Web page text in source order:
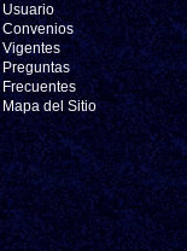
Usuario
Convenios
Vigentes
Preguntas
Frecuentes
Mapa del Sitio